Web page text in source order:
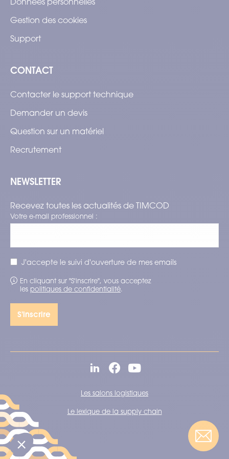
Gestion des cookies
Support
CONTACT
Contacter le support technique
Demander un devis
Question sur un matériel
Recrutement
NEWSLETTER
Recevez toutes les actualités de TIMCOD
Votre e-mail professionnel :
J'accepte le suivi d'ouverture de mes emails
En cliquant sur "S'inscrire", vous acceptez
les politiques de confidentialité.
Les salons logistiques
Le lexique de la supply chain